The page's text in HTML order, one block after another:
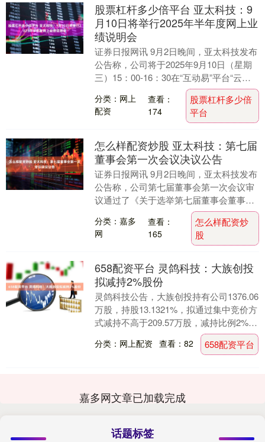
股票杠杆多少倍平台 亚太科技：9
月10日将举行2025年半年度网上业
绩说明会
证券日报网讯 9月2日晚间，亚太科技发布
公告称，公司将于2025年9月10日（星期
三）15：00-16：30在“互动易”平台“云访
谈”栏目举行2025年半年度网....
分类：网上
配资
查看：
174
股票杠杆多少倍
平台
怎么样配资炒股 亚太科技：第七届
董事会第一次会议决议公告
证券日报网讯 9月2日晚间，亚太科技发布
公告称，公司第七届董事会第一次会议审
议通过了《关于选举第七届董事会董事长
的议案》等多项议案。....
分类：嘉多
网
查看：
165
怎么样配资炒
股
658配资平台 灵鸽科技：大族创投
拟减持2%股份
灵鸽科技公告，大族创投持有公司1376.06
万股，持股13.1321%，拟通过集中竞价方
式减持不高于209.57万股，减持比例2%，
减持期为减持公告披露之日起3....
分类：网上配资 查看：82 658配资平台
嘉多网文章已加载完成
话题标签